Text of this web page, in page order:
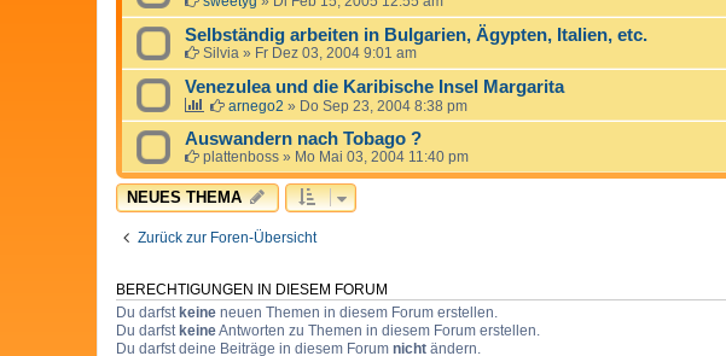
Selbständig arbeiten in Bulgarien, Ägypten, Italien, etc.
Silvia » Fr Dez 03, 2004 9:01 am
Venezulea und die Karibische Insel Margarita
arnego2 » Do Sep 23, 2004 8:38 pm
Auswandern nach Tobago ?
plattenboss » Mo Mai 03, 2004 11:40 pm
NEUES THEMA
Zurück zur Foren-Übersicht
BERECHTIGUNGEN IN DIESEM FORUM
Du darfstkeine neuen Themen in diesem Forum erstellen.
Du darfstkeineAntworten zu Themen in diesem Forum erstellen.
Du darfst deine Beiträge in diesem Forum nicht ändern.